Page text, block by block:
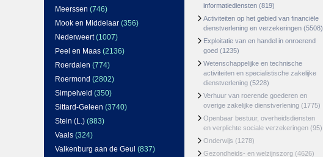
Meerssen (746)
Mook en Middelaar (356)
Nederweert(1007)
Peel en Maas (2136)
Roerdalen (774)
Roermond (2802)
Simpelveld (350)
Sittard-Geleen (3740)
Stein (L.) (883)
Vaals (324)
Valkenburg aan de Geul (837)
informatiediensten (819)
Activiteiten op het gebied van financiële
dienstverlening en verzekeringen (5508)
Exploitatie van en handel in onroerend
goed (1235)
Wetenschappelijke en technische
activiteiten en specialistische zakelijke
dienstverlening (5228)
Verhuur van roerende goederen en
overige zakelijke dienstverlening (1775)
Openbaar bestuur, overheidsdiensten
en verplichte sociale verzekeringen (95)
Onderwijs (1278)
Gezondheids- en welzijnszorg (4626)